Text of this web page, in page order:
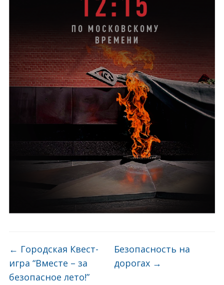
← Городская Квест-
игра “Вместе – за
безопасное лето!”
Безопасность на
дорогах →